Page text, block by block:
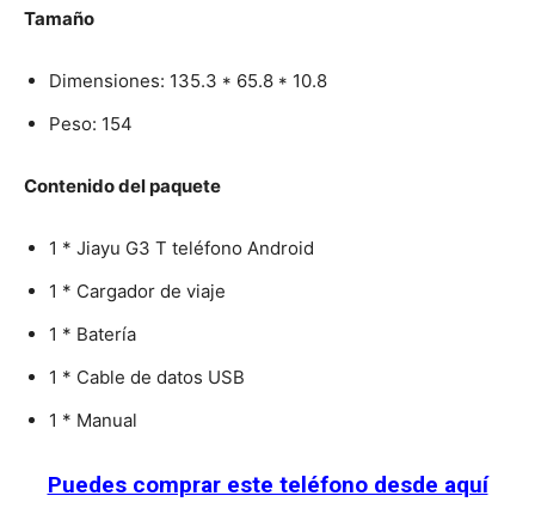
Tamaño
Dimensiones: 135.3 * 65.8 * 10.8
Peso: 154
Contenido del paquete
1 * Jiayu G3 T teléfono Android
1 * Cargador de viaje
1 * Batería
1 * Cable de datos USB
1 * Manual
Puedes comprar este teléfono desde aquí